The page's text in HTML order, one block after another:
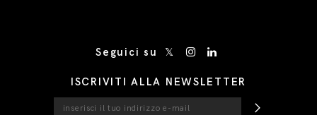
Seguici su
ISCRIVITI ALLA NEWSLETTER